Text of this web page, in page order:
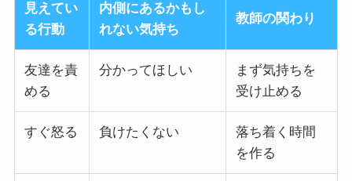
見えてい
る行動
内側にあるかもし
れない気持ち
教師の関わり
友達を責
める
分かってほしい
まず気持ちを
受け止める
すぐ怒る 負けたくない
落ち着く時間
を作る